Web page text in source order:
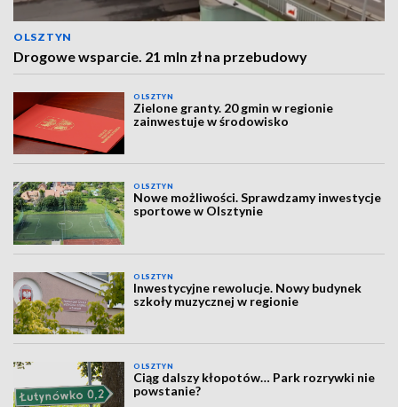
OLSZTYN
Drogowe wsparcie. 21 mln zł na przebudowy
OLSZTYN
Zielone granty. 20 gmin w regionie
zainwestuje w środowisko
OLSZTYN
Nowe możliwości. Sprawdzamy inwestycje
sportowe w Olsztynie
OLSZTYN
Inwestycyjne rewolucje. Nowy budynek
szkoły muzycznej w regionie
OLSZTYN
Ciąg dalszy kłopotów… Park rozrywki nie
powstanie?